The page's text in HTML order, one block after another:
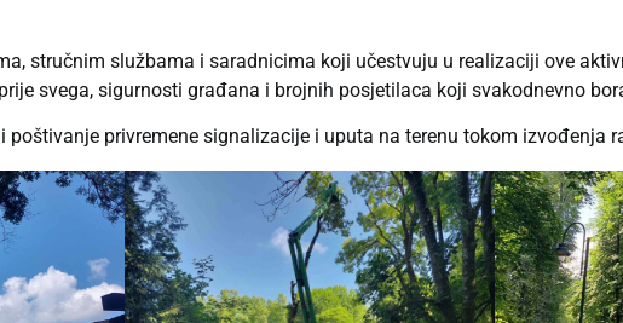
stručnim službama i saradnicima koji učestvuju u realizaciji ove
svega, sigurnosti građana i brojnih posjetilaca koji svakodnevno
privremene signalizacije i uputa na terenu tokom izvođenja